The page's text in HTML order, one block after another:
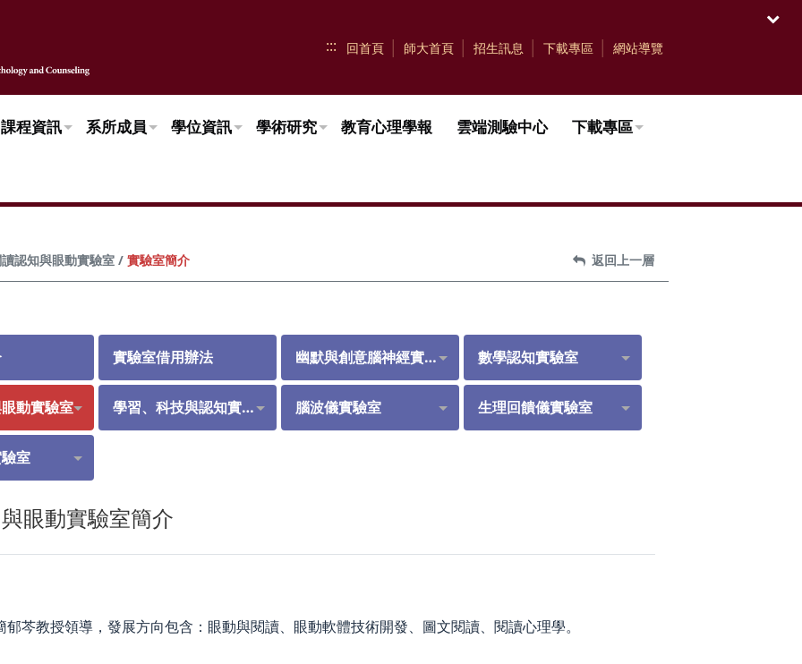
::: 回首頁 師大首頁 招生訊息 下載專區 網站導覽
課程資訊 系所成員 學位資訊 學術研究 教育心理學報 雲端測驗中心 下載專區
認知與眼動實驗室 實驗室簡介 返回上一層
實驗室借用辦法 幽默與創意腦神經實驗室 數學認知實驗室
動實驗室 學習、科技與認知實驗室 腦波儀實驗室 生理回饋儀實驗室
室
眼動實驗室簡介
芩教授領導，發展方向包含：眼動與閱讀、眼動軟體技術開發、圖文閱讀、閱讀心理學。